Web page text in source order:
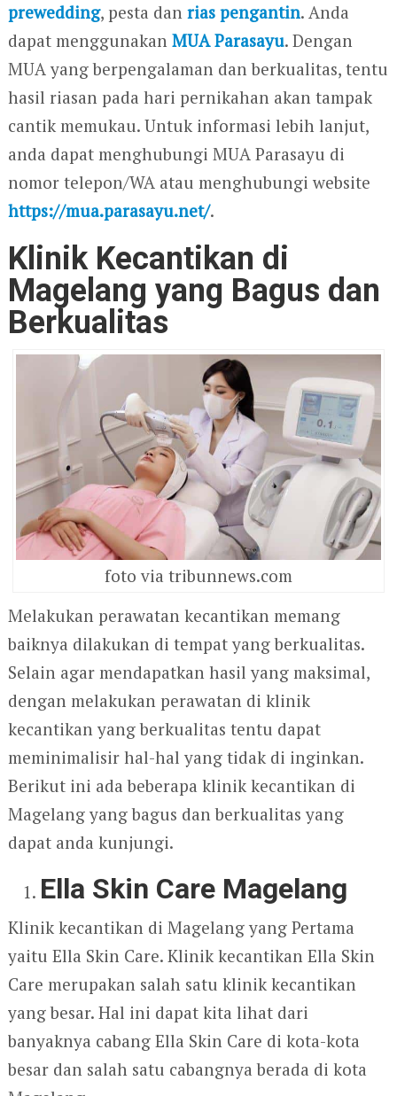
prewedding, pesta dan rias pengantin. Anda
dapat menggunakan MUA Parasayu. Dengan
MUA yang berpengalaman dan berkualitas, tentu
hasil riasan pada hari pernikahan akan tampak
cantik memukau. Untuk informasi lebih lanjut,
anda dapat menghubungi MUA Parasayu di
nomor telepon/WA atau menghubungi website
https://mua.parasayu.net/.
Klinik Kecantikan di
Magelang yang Bagus dan
Berkualitas
foto via tribunnews.com
Melakukan perawatan kecantikan memang
baiknya dilakukan di tempat yang berkualitas.
Selain agar mendapatkan hasil yang maksimal,
dengan melakukan perawatan di klinik
kecantikan yang berkualitas tentu dapat
meminimalisir hal-hal yang tidak di inginkan.
Berikut ini ada beberapa klinik kecantikan di
Magelang yang bagus dan berkualitas yang
dapat anda kunjungi.
Ella Skin Care Magelang
Klinik kecantikan di Magelang yang Pertama
yaitu Ella Skin Care. Klinik kecantikan Ella Skin
Care merupakan salah satu klinik kecantikan
yang besar. Hal ini dapat kita lihat dari
banyaknya cabang Ella Skin Care di kota-kota
besar dan salah satu cabangnya berada di kota